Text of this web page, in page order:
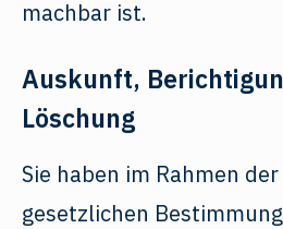
machbar ist.
Auskunft,
Löschung
Sie haben im Rahmen
gesetzlichen